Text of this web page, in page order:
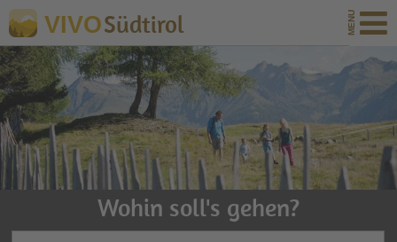
VIVOSüdtirol
Wohin soll's gehen?